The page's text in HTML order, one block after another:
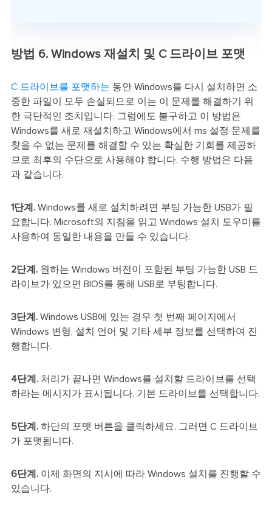
방법 6. Windows 재설치 및 C 드라이브 포맷
C 드라이브를 포맷하는 동안 Windows를 다시 설치하면 소
중한 파일이 모두 손실되므로 이는 이 문제를 해결하기 위
한 극단적인 조치입니다. 그럼에도 불구하고 이 방법은
Windows를 새로 재설치하고 Windows에서 ms 설정 문제를
찾을 수 없는 문제를 해결할 수 있는 확실한 기회를 제공하
므로 최후의 수단으로 사용해야 합니다. 수행 방법은 다음
과 같습니다.
1단계.Windows를 새로 설치하려면 부팅 가능한 USB가 필
요합니다. Microsoft의 지침을 읽고 Windows 설치 도우미를
사용하여 동일한 내용을 만들 수 있습니다.
2단계.원하는 Windows 버전이 포함된 부팅 가능한 USB 드
라이브가 있으면 BIOS를 통해 USB로 부팅합니다.
3단계.Windows USB에 있는 경우 첫 번째 페이지에서
Windows 변형, 설치 언어 및 기타 세부 정보를 선택하여 진
행합니다.
4단계.처리가 끝나면 Windows를 설치할 드라이브를 선택
하라는 메시지가 표시됩니다. 기본 드라이브를 선택합니다.
5단계.하단의 포맷 버튼을 클릭하세요. 그러면 C 드라이브
가 포맷됩니다.
6단계.이제 화면의 지시에 따라 Windows 설치를 진행할 수
있습니다.